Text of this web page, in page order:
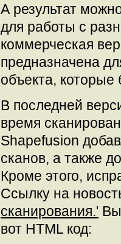
А результат
для работы с
коммерческая
предназначена
объекта,
В последней
время
Shapefusion
сканов, а также
Кроме этого,
Ссылку на
сканирования.' Вы
вот HTML код: